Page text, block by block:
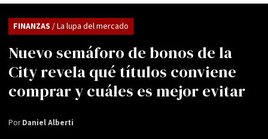
Nuevo semáforo de bonos de la
City revela qué títulos conviene
comprar y cuáles es mejor evitar
FINANZAS / La lupa del mercado
PorDaniel Alberti